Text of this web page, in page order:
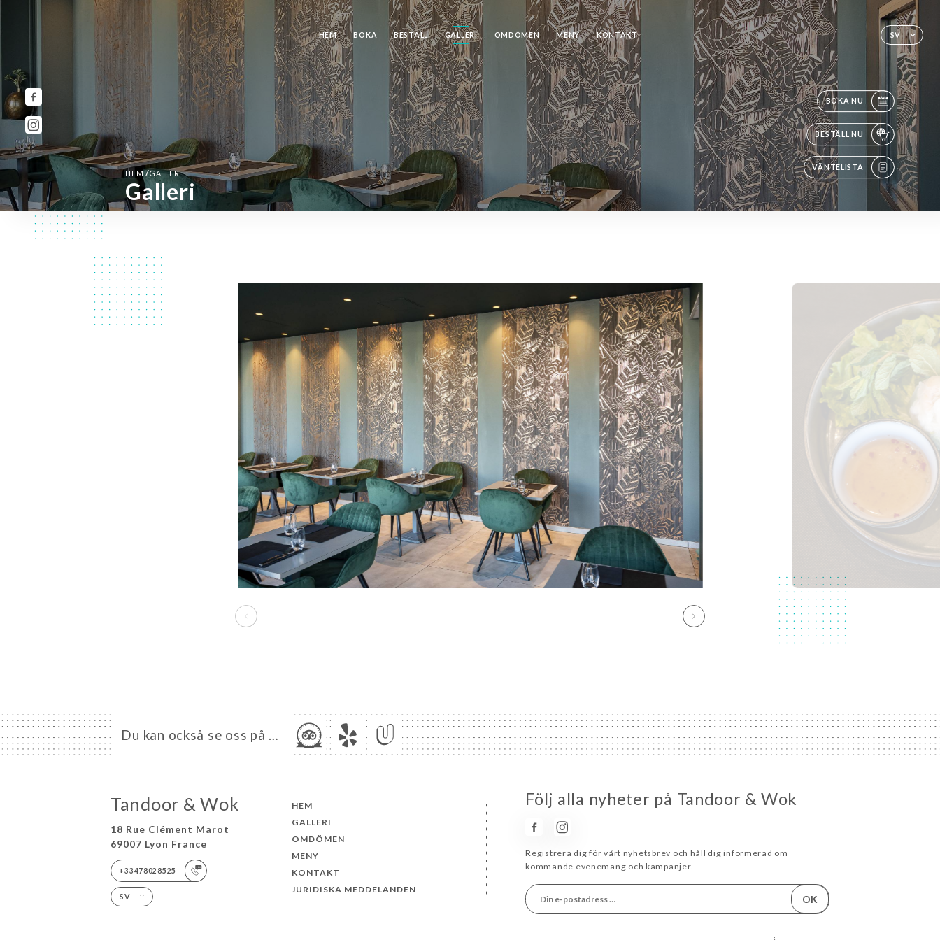
SV
HEM BOKA BESTÄLL GALLERI OMDÖMEN MENY KONTAKT
BOKA NU
BESTÄLL NU
VÄNTELISTA
HEM/GALLERI
Galleri
Du kan också se oss på …
Tandoor & Wok
18 Rue Clément Marot
69007 Lyon France
+33478028525
SV
HEM
GALLERI
OMDÖMEN
MENY
KONTAKT
JURIDISKA MEDDELANDEN
Följ alla nyheter på Tandoor & Wok
Registrera dig för vårt nyhetsbrev och håll dig informerad om
kommande evenemang och kampanjer.
OK